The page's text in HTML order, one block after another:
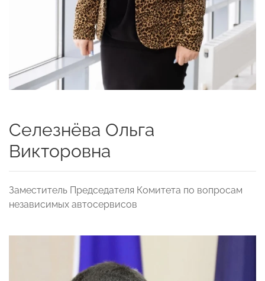
Селезнёва Ольга
Викторовна
Заместитель Председателя Комитета по вопросам
независимых автосервисов